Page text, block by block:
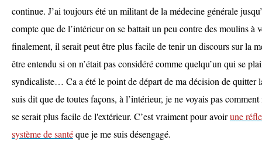
continue. J’ai toujours été un militant de la médecine générale
compte que de l’intérieur on se battait un peu contre des moulins à
finalement, il serait peut être plus facile de tenir un discours sur la
être entendu si on n’était pas considéré comme quelqu’un qui se
syndicaliste… Ca a été le point de départ de ma décision de quitter
suis dit que de toutes façons, à l’intérieur, je ne voyais pas
se serait plus facile de l'extérieur. C’est vraiment pour avoirune
système de santéque je me suis désengagé.